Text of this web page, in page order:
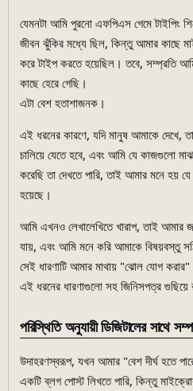
যেমনটা আমি পুরনো এফপিএস গেমে টাইপিং
জীবন ঝুঁকির মধ্যে ছিল, কিন্তু আমার কাছে
করে টাইপ করতে হয়েছিল। তবে, সম্প্রতি
কাছে হেরে গেছি।
এটা বেশ হতাশাজনক।
এই ধরনের কারণে, যদি মানুষ আমাকে দেখে,
চালিয়ে যেতে হবে, এবং আমি যে কাজগুলো
করেছি তা দেখতে পারি, তাই আমার মনে হয় যে
হয়েছে।
আমি এখনও লেখালেখিতে খারাপ, তাই আমার
যায়, এবং আমি মনে করি আমাকে বিষয়বস্তু
সেই ধারণাটি আমার মাথায় "ঝোল যোগ
এই ধরনের ধারণাগুলো সহ জিনিসপত্র গুছিয়ে
পরিস্থিতি অনুযায়ী ডিজিটালের সাথে
উদাহরণস্বরূপ, যখন আমার "বেশ দীর্ঘ হতে
একটি ব্লগ পোস্ট লিখতে পারি, কিন্তু